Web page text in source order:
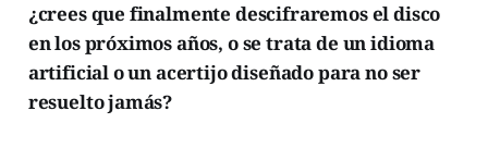
¿crees que finalmente descifraremos el disco
en los próximos años, o se trata de un idioma
artificial o un acertijo diseñado para no ser
resuelto jamás?